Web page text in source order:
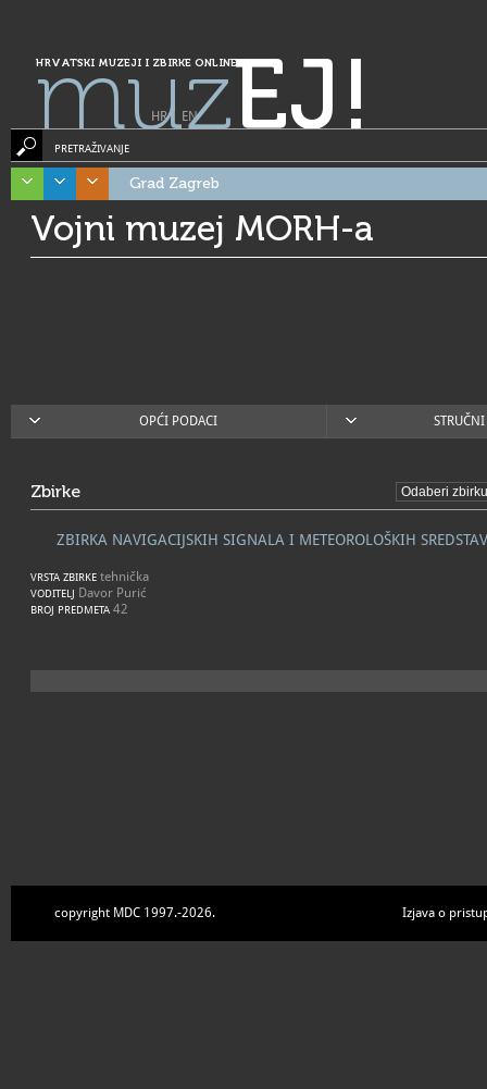
HRVATSKI MUZEJI I ZBIRKE ONLINE
muzEJ!
HR| EN
PRETRAŽIVANJE
Grad Zagreb
Vojni muzej MORH-a
OPĆI PODACI
Zbirke
ZBIRKA NAVIGACIJSKIH SIGNALA I METEOROLOŠKIH
VRSTA ZBIRKE tehnička
VODITELJ Davor Purić
BROJ PREDMETA 42
copyright MDC 1997.-2026. Izjava o